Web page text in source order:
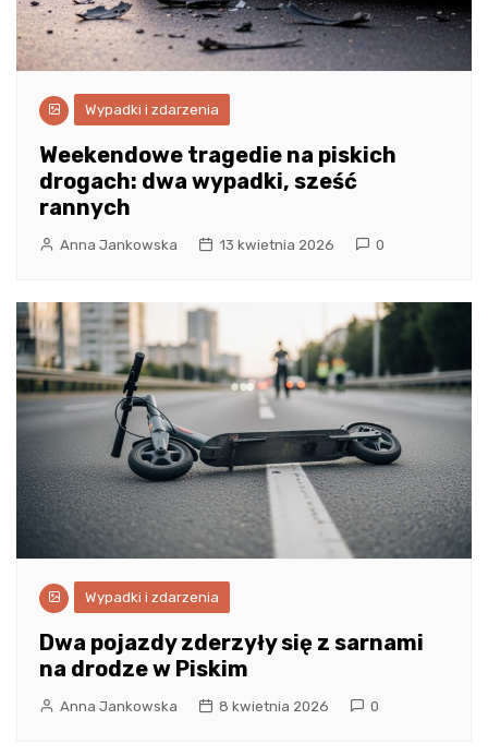
Wypadki i zdarzenia
Weekendowe tragedie na piskich
drogach: dwa wypadki, sześć
rannych
Anna Jankowska 13 kwietnia 2026 0
Wypadki i zdarzenia
Dwa pojazdy zderzyły się z sarnami
na drodze w Piskim
Anna Jankowska 8 kwietnia 2026 0